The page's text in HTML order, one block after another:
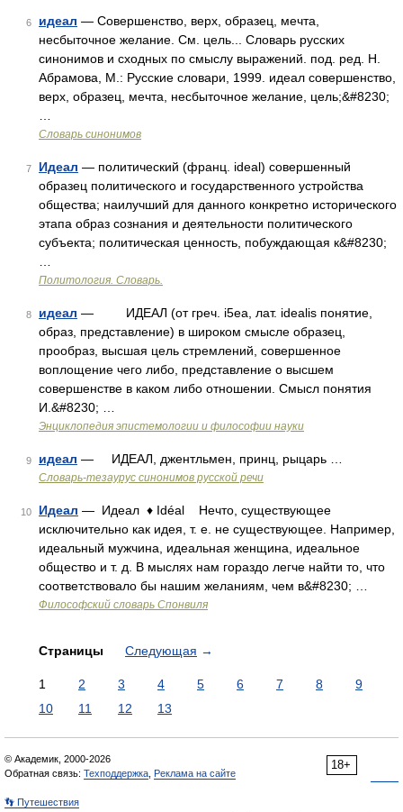
6 идеал — Совершенство, верх, образец, мечта,
несбыточное желание. См. цель... Словарь русских
синонимов и сходных по смыслу выражений. под. ред. Н.
Абрамова, М.: Русские словари, 1999. идеал совершенство,
верх, образец, мечта, несбыточное желание, цель;&#8230;
Словарь синонимов
7 Идеал — политический (франц. ideal) совершенный
образец политического и государственного устройства
общества; наилучший для данного конкретно исторического
этапа образ сознания и деятельности политического
субъекта; политическая ценность, побуждающая к&#8230;
Политология. Словарь.
8 идеал — ИДЕАЛ (от греч. i5ea, лат. idealis понятие,
образ, представление) в широком смысле образец,
прообраз, высшая цель стремлений, совершенное
воплощение чего либо, представление о высшем
совершенстве в каком либо отношении. Смысл понятия
И.&#8230; …
Энциклопедия эпистемологии и философии науки
9 идеал — ИДЕАЛ, джентльмен, принц, рыцарь …
Словарь-тезаурус синонимов русской речи
10 Идеал — Идеал ♦ Idéal Нечто, существующее
исключительно как идея, т. е. не существующее. Например,
идеальный мужчина, идеальная женщина, идеальное
общество и т. д. В мыслях нам гораздо легче найти то, что
соответствовало бы нашим желаниям, чем в&#8230; …
Философский словарь Спонвиля
Страницы Следующая →
1 2 3 4 5 6 7 8
9
10
11 12 13
18+
© Академик, 2000-2026
Обратная связь: Техподдержка Реклама на сайте
👣 Путешествия